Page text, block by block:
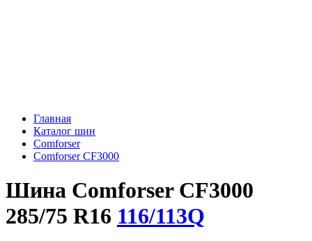
Главная
Каталог шин
Comforser
Comforser CF3000
Шина Comforser CF3000
285/75 R16 116/113Q